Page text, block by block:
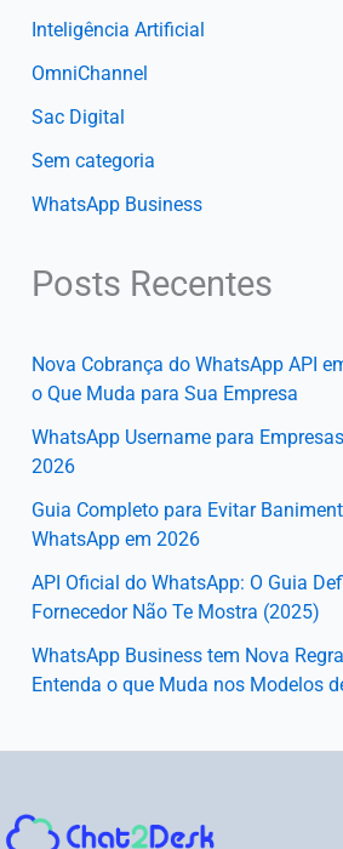
Inteligência Artificial
OmniChannel
Sac Digital
Sem categoria
WhatsApp Business
Posts Recentes
Nova Cobrança do WhatsApp API
o Que Muda para Sua Empresa
WhatsApp Username para
2026
Guia Completo para Evitar
WhatsApp em 2026
API Oficial do WhatsApp: O Guia
Fornecedor Não Te Mostra (2025)
WhatsApp Business tem Nova
Entenda o que Muda nos Modelos
Instagram
Facebook